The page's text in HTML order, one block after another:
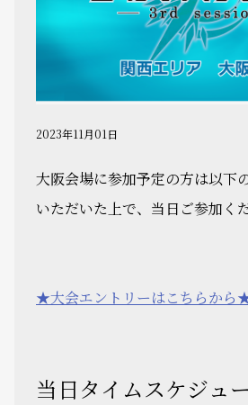
2023年11月01日
大阪会場に参加予定の方は以下
いただいた上で、当日ご参加く
★大会エントリーはこちらから
当日タイムスケジュ